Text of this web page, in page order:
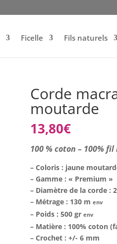
Ficelle Fils naturels
Corde
moutarde
13,80€
100 % coton – 100%
– Coloris : jaune
– Gamme : « Premium »
– Diamètre de la corde :
– Métrage : 130 menv
– Poids : 500 grenv
– Matière : 100% coton
– Crochet : +/- 6 mm